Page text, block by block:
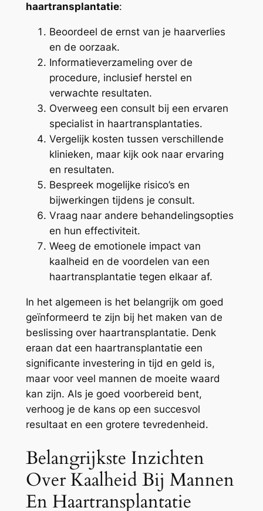
haartransplantatie:
Beoordeel de ernst van je haarverlies
en de oorzaak.
Informatieverzameling over de
procedure, inclusief herstel en
verwachte resultaten.
Overweeg een consult bij een ervaren
specialist in haartransplantaties.
Vergelijk kosten tussen verschillende
klinieken, maar kijk ook naar ervaring
en resultaten.
Bespreek mogelijke risico’s en
bijwerkingen tijdens je consult.
Vraag naar andere behandelingsopties
en hun effectiviteit.
Weeg de emotionele impact van
kaalheid en de voordelen van een
haartransplantatie tegen elkaar af.
In het algemeen is het belangrijk om goed
geïnformeerd te zijn bij het maken van de
beslissing over haartransplantatie. Denk
eraan dat een haartransplantatie een
significante investering in tijd en geld is,
maar voor veel mannen de moeite waard
kan zijn. Als je goed voorbereid bent,
verhoog je de kans op een succesvol
resultaat en een grotere tevredenheid.
Belangrijkste Inzichten
Over Kaalheid Bij Mannen
En Haartransplantatie